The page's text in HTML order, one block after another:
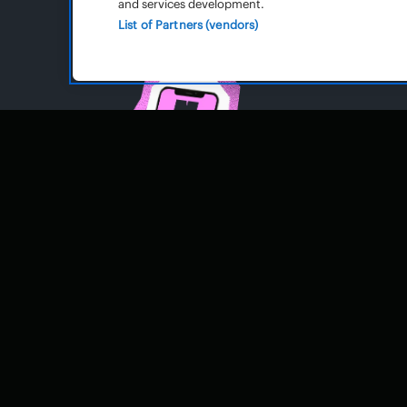
and services development.
List of Partners (vendors)